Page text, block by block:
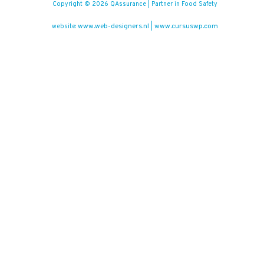
Copyright © 2026 QAssurance | Partner in Food Safety
website: www.web-designers.nl www.cursuswp.com